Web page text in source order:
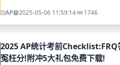
AP 2025-05-06 11:59:14 1746
2025 AP统计考前
冤枉分!附冲5大礼包免费下载!